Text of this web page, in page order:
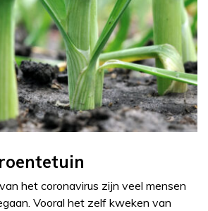
het coronavirus zijn veel mensen
Vooral het zelf kweken van